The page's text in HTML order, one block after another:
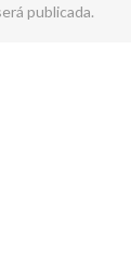
publicada.